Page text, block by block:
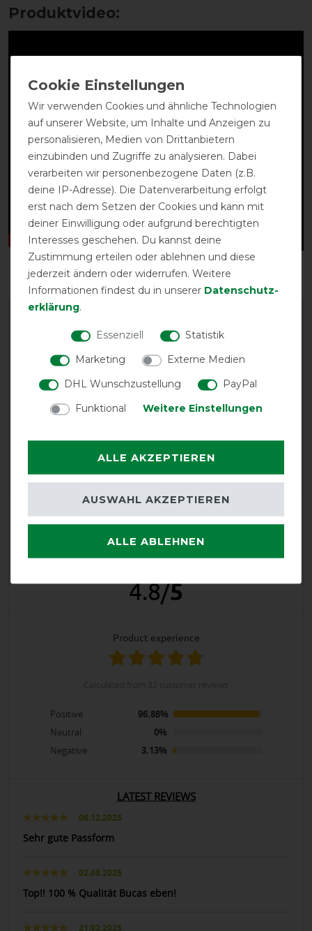
Produktvideo:
EXCELLENT
black/gold - Weidedecke -
32
4.8/5
product experience
Positive
96.88%
Neutral
0%
Negative
3.13%
LATEST REVIEWS
06.12.2025
Sehr gute Passform
02.08.2025
Top!! 100 % Qualität Bucas eben!
21.02.2025
Wir verwenden Cookies und ähnliche Technologien
auf unserer Website, um Inhalte und Anzeigen zu
personalisieren, Medien von Drittanbietern
einzubinden und Zugriffe zu analysieren. Dabei
verarbeiten wir personenbezogene Daten (z.B.
deine IP-Adresse). Die Datenverarbeitung erfolgt
erst nach dem Setzen der Cookies und kann mit
deiner Einwilligung oder aufgrund berechtigten
Interesses geschehen. Du kannst deine
Zustimmung erteilen oder ablehnen und diese
jederzeit ändern oder widerrufen. Weitere
Informationen findest du in unserer Daten­schutz­
erklärung.
Essenziell
Statistik
Marketing
Externe Medien
DHL Wunschzustellung
PayPal
Funktional
Weitere Einstellungen
ALLE AKZEPTIEREN
ALLE ABLEHNEN
AUSWAHL AKZEPTIEREN